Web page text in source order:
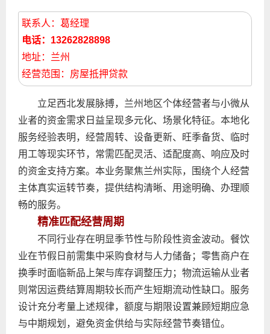
联系人：葛经理
电话：13262828898
地址：兰州
经营范围：房屋抵押贷款
立足西北发展脉搏，兰州地区个体经营者与小微从
业者的资金需求日益呈现多元化、场景化特征。本地化
服务经验表明，经营周转、设备更新、旺季备货、临时
用工等现实环节，常需匹配灵活、适配度高、响应及时
的资金支持方案。本业务聚焦兰州实际，围绕个人经营
主体真实运转节奏，提供结构清晰、用途明确、办理顺
畅的服务。
精准匹配经营周期
不同行业存在明显季节性与阶段性资金波动。餐饮
业在节假日前需集中采购食材与人力储备；零售商户在
换季时面临新品上架与库存调整压力；物流运输从业者
则常因运费结算周期较长而产生短期流动性缺口。服务
设计充分考量上述规律，额度与期限设置兼顾短期应急
与中期规划，避免资金供给与实际经营节奏错位。